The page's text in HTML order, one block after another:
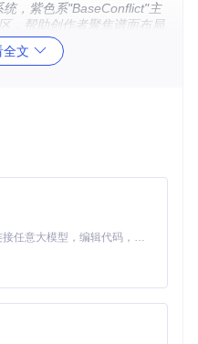
，紫色系"BaseConflict"主
，帮助创作者聚焦谱面布局
业的全流程覆盖
放操作和即时预览降低学习
能
是其
满足团队协作中的版本控制
同大小和强度的视觉反馈元
块的实现原理
全文
Claude Code 的开源替代方案。连接任意大模型，编辑代码，运行命令，自动验证 — 全自动执行。用 Rust 构建，极致性能。 ｜ An open-source alternative to Claude Code. Connect any LLM, edit code, run commands, and verify changes — autonomously. Built in Rust for speed. Get Started